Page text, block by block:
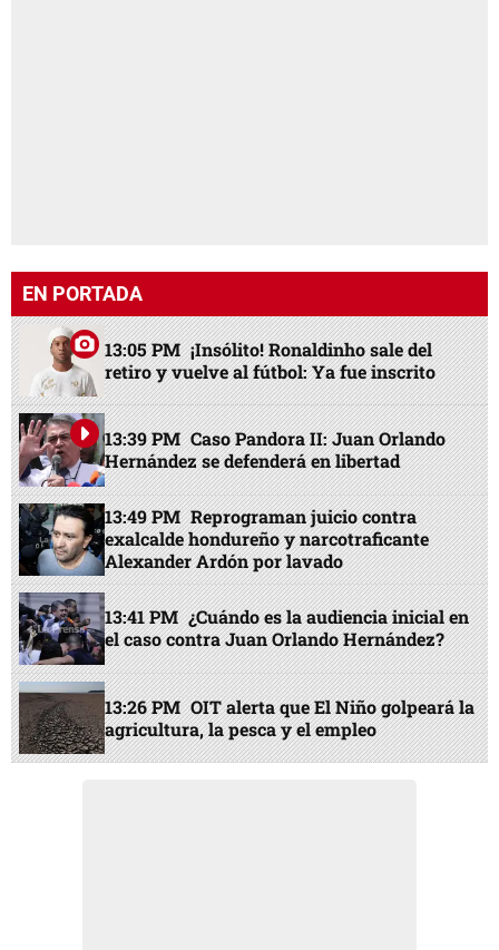
EN PORTADA
13:05 PM ¡Insólito! Ronaldinho sale del
retiro y vuelve al fútbol: Ya fue inscrito
13:39 PM Caso Pandora II: Juan Orlando
Hernández se defenderá en libertad
13:49 PM Reprograman juicio contra
exalcalde hondureño y narcotraficante
Alexander Ardón por lavado
13:41 PM ¿Cuándo es la audiencia inicial en
el caso contra Juan Orlando Hernández?
13:26 PM OIT alerta que El Niño golpeará la
agricultura, la pesca y el empleo